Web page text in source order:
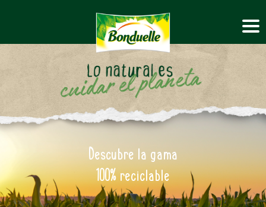
Descubre la gama
100% reciclable